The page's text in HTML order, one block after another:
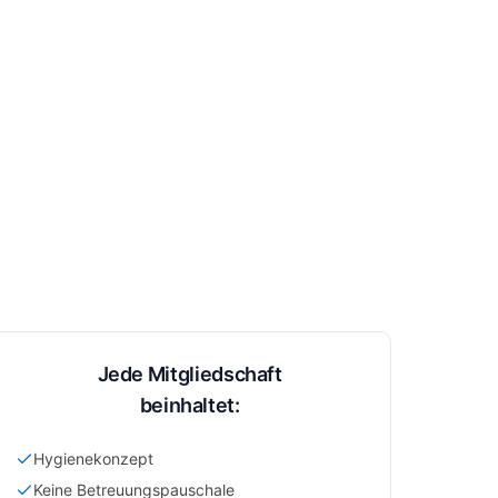
Jede Mitgliedschaft
beinhaltet:
Hygienekonzept
Keine Betreuungspauschale